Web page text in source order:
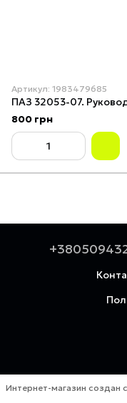
Артикул: 1983479685
800 грн
Интернет-магазин создан